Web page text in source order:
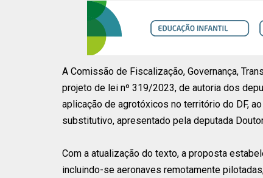
A Comissão de Fiscalização, Governança,
projeto de lei nº 319/2023, de autoria dos
aplicação de agrotóxicos no território do DF,
substitutivo, apresentado pela deputada
Com a atualização do texto, a proposta
incluindo-se aeronaves remotamente